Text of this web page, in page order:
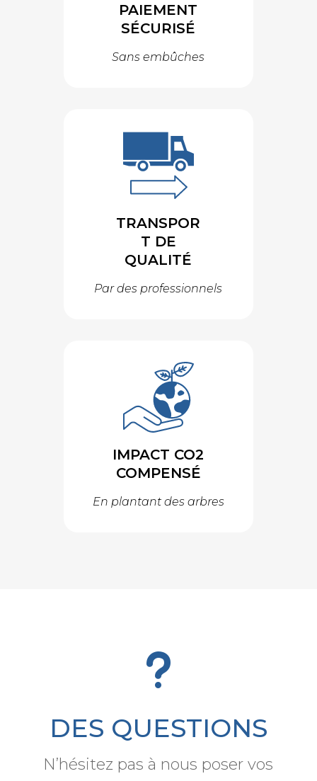
PAIEMENT
SÉCURISÉ
Sans embûches
TRANSPOR
T DE
QUALITÉ
Par des professionnels
IMPACT CO2
COMPENSÉ
En plantant des arbres
u
DES QUESTIONS
N’hésitez pas à nous poser vos